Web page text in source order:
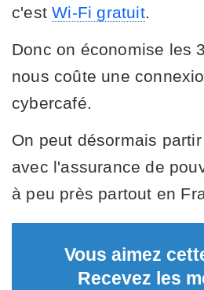
c'estWi-Fi gratuit.
Donc on économise les
nous coûte une
cybercafé.
On peut désormais
avec l'assurance de
à peu près partout en
Vous aimez
Recevez les